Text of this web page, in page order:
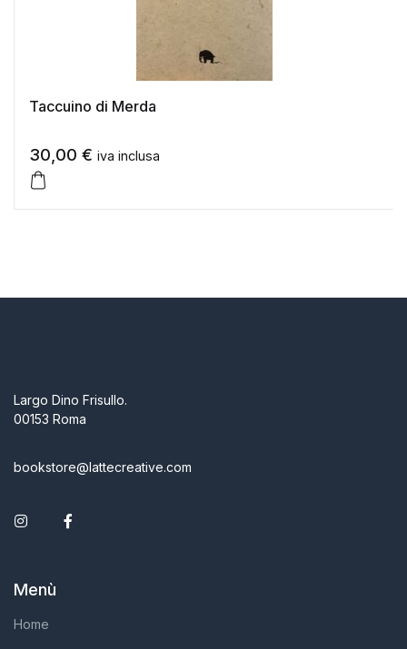
Taccuino di Merda
30,00 € iva inclusa
Largo Dino Frisullo.
00153 Roma
bookstore@lattecreative.com
Instagram
Menù
Home